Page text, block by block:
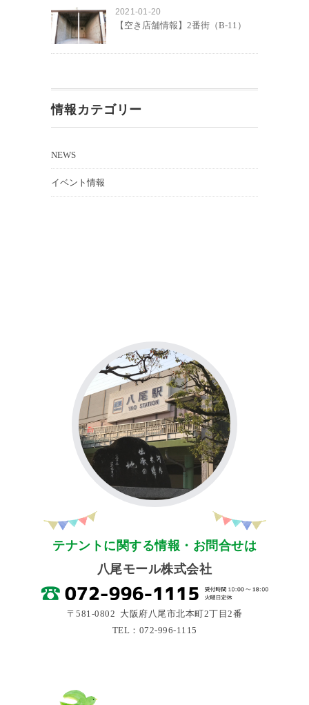
2021-01-20
【空き店舗情報】2番街（B-11）
情報カテゴリー
NEWS
イベント情報
テナントに関する情報・お問合せは
八尾モール株式会社
〒581-0802 大阪府八尾市北本町2丁目2番
TEL：072-996-1115